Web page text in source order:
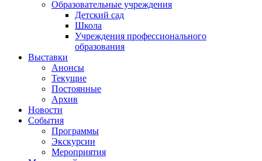
Образовательные учреждения
Детский сад
Школа
Учреждения профессионального
образования
Выставки
Анонсы
Текущие
Постоянные
Архив
Новости
События
Программы
Экскурсии
Мероприятия